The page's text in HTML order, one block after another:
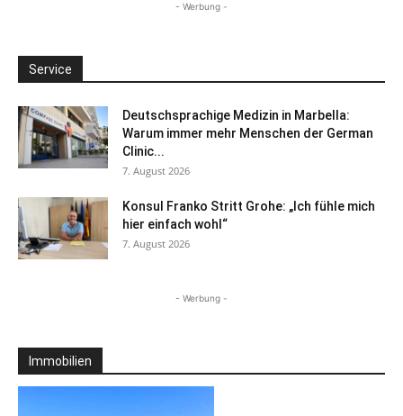
- Werbung -
Service
Deutschsprachige Medizin in Marbella:
Warum immer mehr Menschen der German
Clinic...
7. August 2026
Konsul Franko Stritt Grohe: „Ich fühle mich
hier einfach wohl“
7. August 2026
- Werbung -
Immobilien